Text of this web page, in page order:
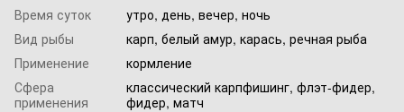
Время суток
утро, день, вечер, ночь
Вид рыбы
карп, белый амур, карась, речная рыба
Применение
кормление
Сфера
применения
классический карпфишинг, флэт-фидер,
фидер, матч